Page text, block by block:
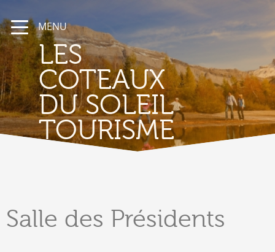
MENU
LES
COTEAUX
DU SOLEIL
TOURISME
Salle des Présidents